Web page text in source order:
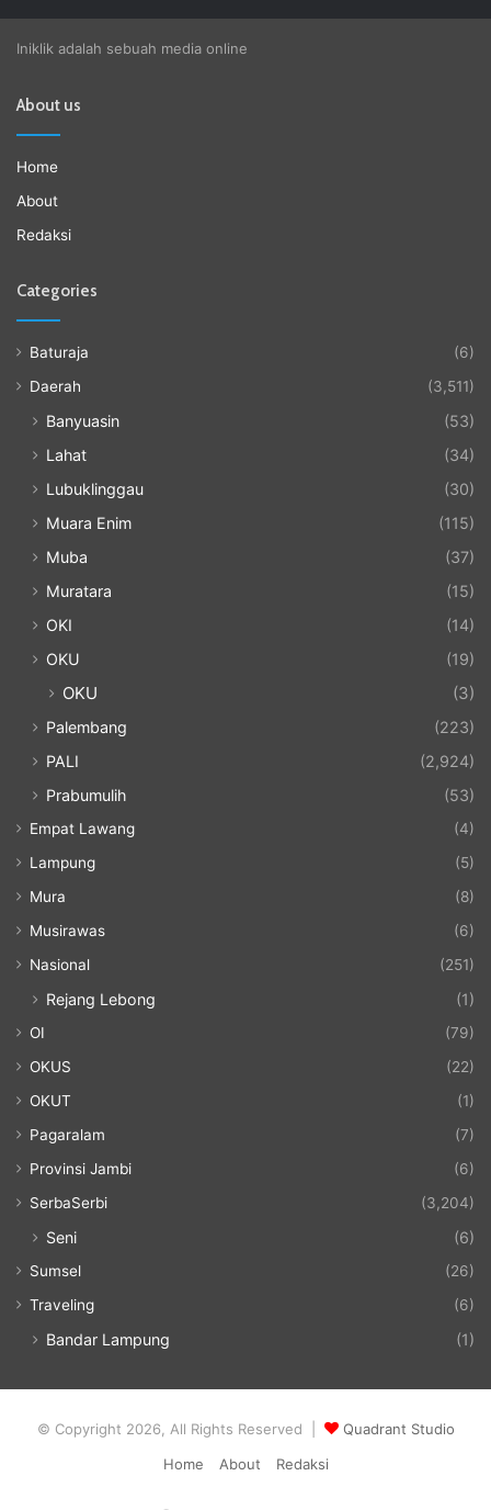
Iniklik adalah sebuah media online
About us
Home
About
Redaksi
Categories
Baturaja
(6)
Daerah
(3,511)
Banyuasin
(53)
Lahat
(34)
Lubuklinggau
(30)
Muara Enim
(115)
Muba
(37)
Muratara
(15)
OKI
(14)
OKU
(19)
OKU (3)
Palembang
(223)
PALI
(2,924)
Prabumulih
(53)
Empat Lawang
(4)
Lampung
(5)
Mura
(8)
Musirawas
(6)
Nasional
(251)
Rejang Lebong (1)
OI
(79)
OKUS
(22)
OKUT
(1)
Pagaralam
(7)
Provinsi Jambi
(6)
SerbaSerbi
(3,204)
Seni (6)
Sumsel
(26)
Traveling
(6)
Bandar Lampung (1)
© Copyright 2026, All Rights Reserved |
Quadrant Studio
Home
About Redaksi